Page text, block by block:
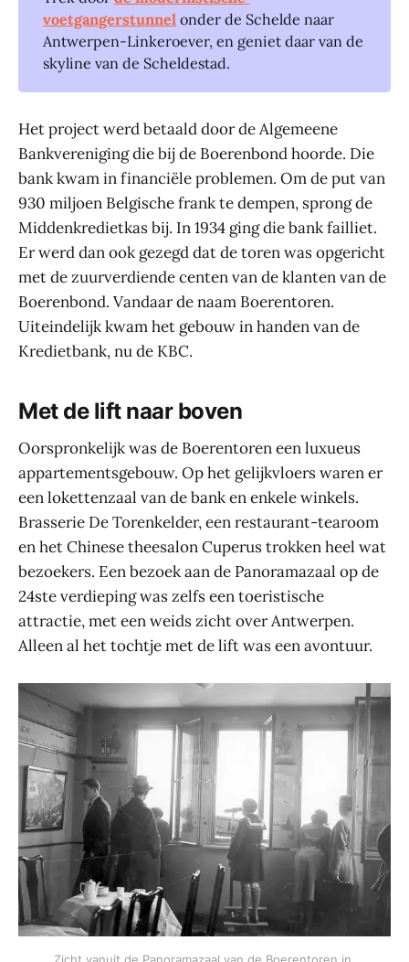
voetgangerstunnel onder de Schelde naar
Antwerpen-Linkeroever, en geniet daar van de
skyline van de Scheldestad.
Het project werd betaald door de Algemeene
Bankvereniging die bij de Boerenbond hoorde. Die
bank kwam in financiële problemen. Om de put van
930 miljoen Belgische frank te dempen, sprong de
Middenkredietkas bij. In 1934 ging die bank failliet.
Er werd dan ook gezegd dat de toren was opgericht
met de zuurverdiende centen van de klanten van de
Boerenbond. Vandaar de naam Boerentoren.
Uiteindelijk kwam het gebouw in handen van de
Kredietbank, nu de KBC.
Met de lift naar boven
Oorspronkelijk was de Boerentoren een luxueus
appartementsgebouw. Op het gelijkvloers waren er
een lokettenzaal van de bank en enkele winkels.
Brasserie De Torenkelder, een restaurant-tearoom
en het Chinese theesalon Cuperus trokken heel wat
bezoekers. Een bezoek aan de Panoramazaal op de
24ste verdieping was zelfs een toeristische
attractie, met een weids zicht over Antwerpen.
Alleen al het tochtje met de lift was een avontuur.